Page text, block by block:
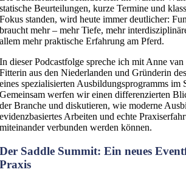
statische Beurteilungen, kurze Termine und
Fokus standen, wird heute immer deutlicher:
braucht mehr – mehr Tiefe, mehr
allem mehr praktische Erfahrung am Pferd.
In dieser Podcastfolge spreche ich mit Anne
Fitterin aus den Niederlanden und Gründerin
eines spezialisierten Ausbildungsprogramms im
Gemeinsam werfen wir einen differenzierten
der Branche und diskutieren, wie moderne
evidenzbasiertes Arbeiten und echte
miteinander verbunden werden können.
Der Saddle Summit: Ein neues
Praxis